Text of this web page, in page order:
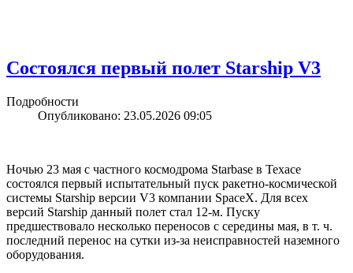
Состоялся первый полет Starship V3
Подробности
Опубликовано: 23.05.2026 09:05
Ночью 23 мая с частного космодрома Starbase в Техасе
состоялся первый испытательный пуск ракетно-космической
системы Starship версии V3 компании SpaceX. Для всех
версий Starship данный полет стал 12-м. Пуску
предшествовало несколько переносов с середины мая, в т. ч.
последний перенос на сутки из-за неисправностей наземного
оборудования.